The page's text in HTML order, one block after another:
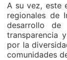
A su vez, este
regionales de
desarrollo de
transparencia
por la
comunidades